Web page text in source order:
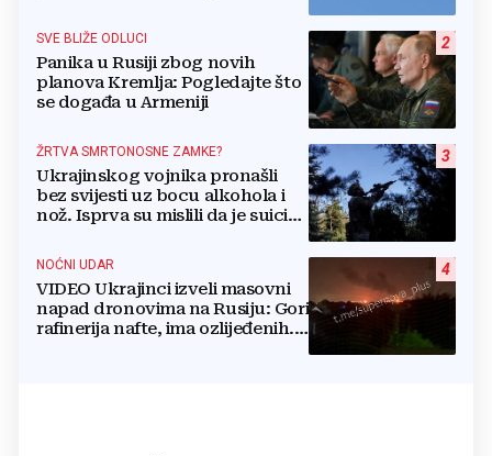
2
SVE BLIŽE ODLUCI
Panika u Rusiji zbog novih
planova Kremlja: Pogledajte što
se događa u Armeniji
3
ŽRTVA SMRTONOSNE ZAMKE?
Ukrajinskog vojnika pronašli
bez svijesti uz bocu alkohola i
nož. Isprva su mislili da je suicid,
4
NOĆNI UDAR
VIDEO Ukrajinci izveli masovni
napad dronovima na Rusiju: Gori
rafinerija nafte, ima ozlijeđenih.